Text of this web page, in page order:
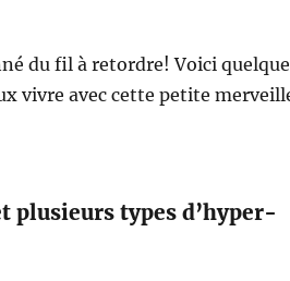
du fil à retordre! Voici
vivre avec cette petite
plusieurs types d’hyper-